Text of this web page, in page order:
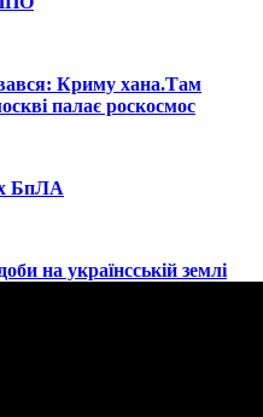
Криму хана.Там
палає роскосмос
БпЛА
на українсській землі